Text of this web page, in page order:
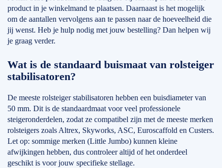
product in je winkelmand te plaatsen. Daarnaast is het mogelijk
om de aantallen vervolgens aan te passen naar de hoeveelheid die
jij wenst. Heb je hulp nodig met jouw bestelling? Dan helpen wij
je graag verder.
Wat is de standaard buismaat van rolsteiger
stabilisatoren?
De meeste rolsteiger stabilisatoren hebben een buisdiameter van
50 mm. Dit is de standaardmaat voor veel professionele
steigeronderdelen, zodat ze compatibel zijn met de meeste merken
rolsteigers zoals Altrex, Skyworks, ASC, Euroscaffold en Custers.
Let op: sommige merken (Little Jumbo) kunnen kleine
afwijkingen hebben, dus controleer altijd of het onderdeel
geschikt is voor jouw specifieke stellage.